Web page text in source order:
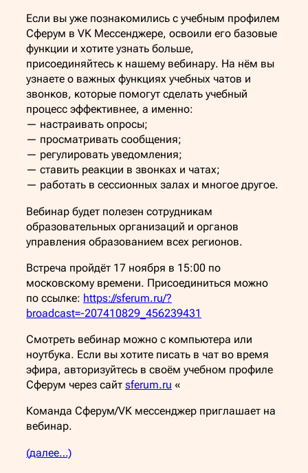
Если вы уже познакомились с учебным профилем
Сферум в VK Мессенджере, освоили его базовые
функции и хотите узнать больше,
присоединяйтесь к нашему вебинару. На нём вы
узнаете о важных функциях учебных чатов и
звонков, которые помогут сделать учебный
процесс эффективнее, а именно:
— настраивать опросы;
— просматривать сообщения;
— регулировать уведомления;
— ставить реакции в звонках и чатах;
— работать в сессионных залах и многое другое.
Вебинар будет полезен сотрудникам
образовательных организаций и органов
управления образованием всех регионов.
Встреча пройдёт 17 ноября в 15:00 по
московскому времени. Присоединиться можно
по ссылке: https://sferum.ru/?
broadcast=-207410829_456239431
Смотреть вебинар можно с компьютера или
ноутбука. Если вы хотите писать в чат во время
эфира, авторизуйтесь в своём учебном профиле
Сферум через сайт sferum.ru «
Команда Сферум/VK мессенджер приглашает на
вебинар.
(далее…)